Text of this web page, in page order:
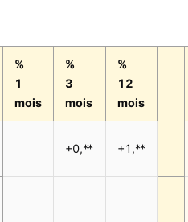
%
1
mois
%
3
mois
%
12
mois
+0,** +1,**